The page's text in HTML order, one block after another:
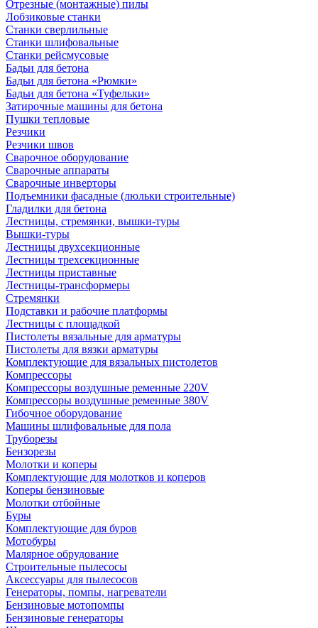
Отрезные (монтажные) пилы
Лобзиковые станки
Станки сверлильные
Станки шлифовальные
Станки рейсмусовые
Бадьи для бетона
Бадьи для бетона «Рюмки»
Бадьи для бетона «Туфельки»
Затирочные машины для бетона
Пушки тепловые
Резчики
Резчики швов
Сварочное оборудование
Сварочные аппараты
Сварочные инверторы
Подъемники фасадные (люльки строительные)
Гладилки для бетона
Лестницы, стремянки, вышки-туры
Вышки-туры
Лестницы двухсекционные
Лестницы трехсекционные
Лестницы приставные
Лестницы-трансформеры
Стремянки
Подставки и рабочие платформы
Лестницы с площадкой
Пистолеты вязальные для арматуры
Пистолеты для вязки арматуры
Комплектующие для вязальных пистолетов
Компрессоры
Компрессоры воздушные ременные 220V
Компрессоры воздушные ременные 380V
Гибочное оборудование
Машины шлифовальные для пола
Труборезы
Бензорезы
Молотки и коперы
Комплектующие для молотков и коперов
Коперы бензиновые
Молотки отбойные
Буры
Комплектующие для буров
Мотобуры
Малярное обрудование
Строительные пылесосы
Аксессуары для пылесосов
Генераторы, помпы, нагреватели
Бензиновые мотопомпы
Бензиновые генераторы